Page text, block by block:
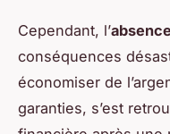
Cependant, l’
conséquences
économiser de
garanties, s’est